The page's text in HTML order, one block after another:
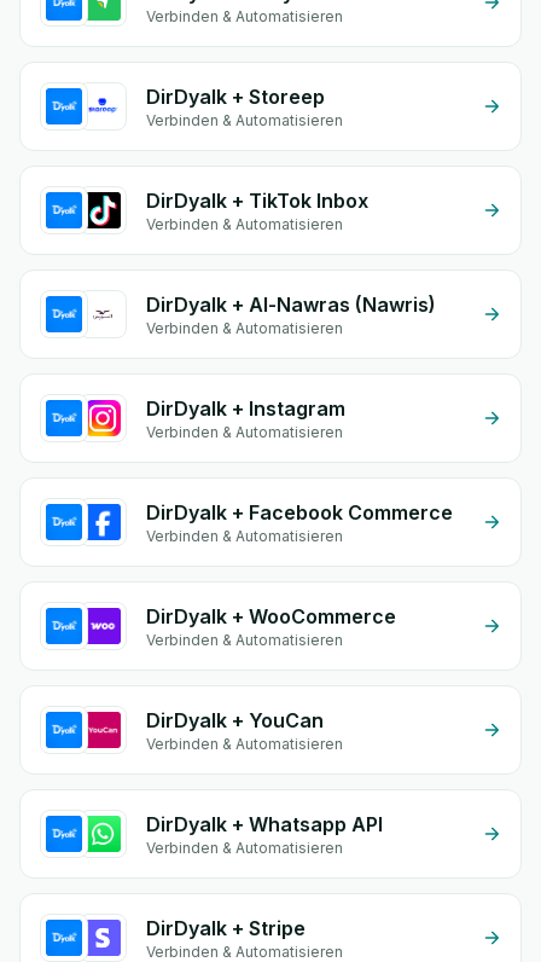
Verbinden & Automatisieren
DirDyalk + Storeep
Verbinden & Automatisieren
DirDyalk + TikTok Inbox
Verbinden & Automatisieren
DirDyalk + Al-Nawras (Nawris)
Verbinden & Automatisieren
DirDyalk + Instagram
Verbinden & Automatisieren
DirDyalk + Facebook Commerce
Verbinden & Automatisieren
DirDyalk + WooCommerce
Verbinden & Automatisieren
DirDyalk + YouCan
Verbinden & Automatisieren
DirDyalk + Whatsapp API
Verbinden & Automatisieren
DirDyalk + Stripe
Verbinden & Automatisieren